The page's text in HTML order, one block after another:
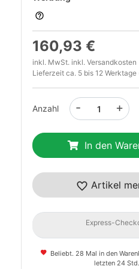
160,93 €
inkl. MwSt. inkl. Versandkosten
Lieferzeit ca. 5 bis 12 Werktage
Anzahl +
-
In den
Artikel
Express-
Beliebt. 28 Mal in den
letzten 24 Std.